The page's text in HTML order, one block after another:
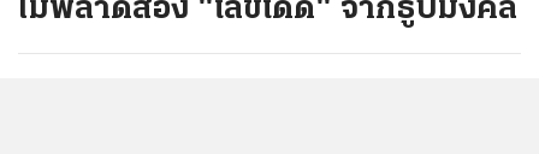
ไม่พลาดส่อง "เลขเด็ด" จากธูปมงคล